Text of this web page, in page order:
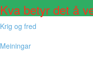
Kva betyr det å
Krig og fred
Meiningar